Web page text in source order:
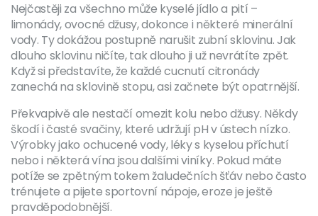
Nejčastěji za všechno může kyselé jídlo a pití –
limonády, ovocné džusy, dokonce i některé minerální
vody. Ty dokážou postupně narušit zubní sklovinu. Jak
dlouho sklovinu ničíte, tak dlouho ji už nevrátíte zpět.
Když si představíte, že každé cucnutí citronády
zanechá na sklovině stopu, asi začnete být opatrnější.
Překvapivě ale nestačí omezit kolu nebo džusy. Někdy
škodí i časté svačiny, které udržují pH v ústech nízko.
Výrobky jako ochucené vody, léky s kyselou příchutí
nebo i některá vína jsou dalšími viníky. Pokud máte
potíže se zpětným tokem žaludečních šťáv nebo často
trénujete a pijete sportovní nápoje, eroze je ještě
pravděpodobnější.